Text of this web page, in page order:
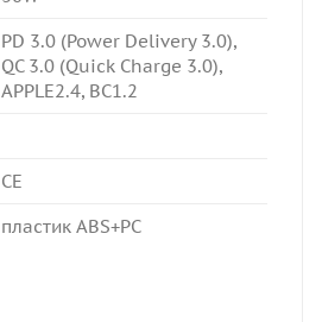
PD 3.0 (Power Delivery 3.0),
QC 3.0 (Quick Charge 3.0),
APPLE2.4, BC1.2
CE
пластик ABS+PC